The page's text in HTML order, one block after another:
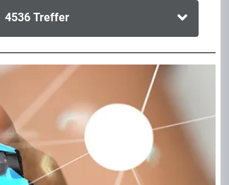
4536 Treffer